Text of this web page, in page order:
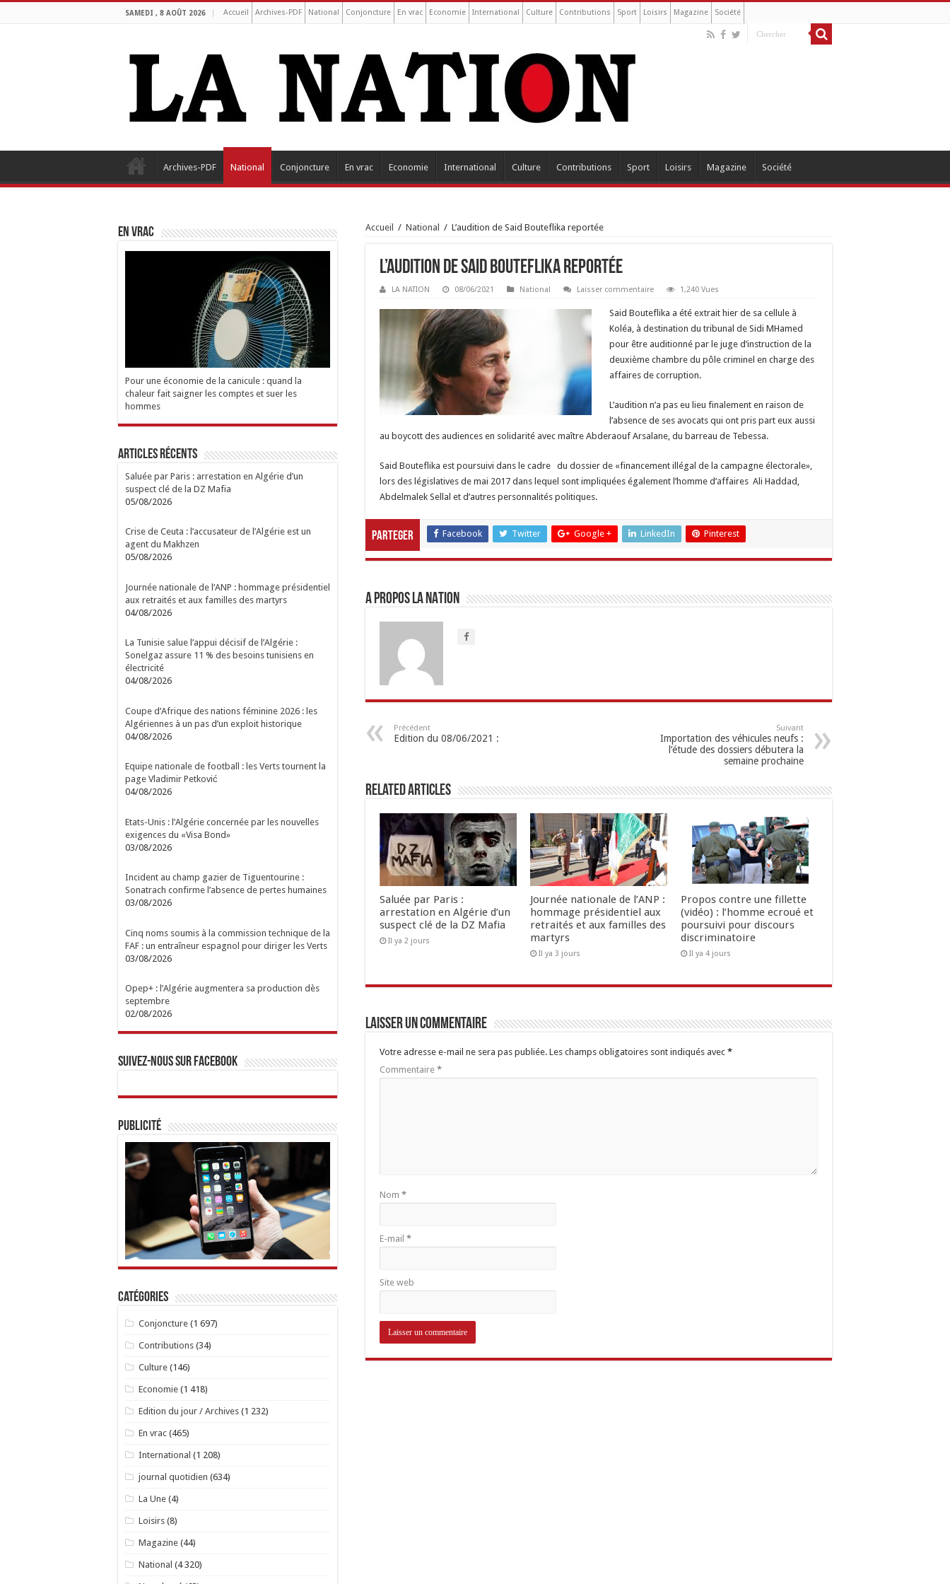
SAMEDI , 8 AOÛT 2026 Accueil Archives-PDF National Conjoncture En vrac Economie International Culture Contributions Sport Loisirs Magazine Société
Archives-PDF National Conjoncture En vrac Economie International Culture Contributions Sport Loisirs Magazine Société
Accueil / National / L’audition de Said Bouteflika reportée
L’audition de Said Bouteflika reportée
LA NATION 08/06/2021 National Laisser commentaire 1,240 Vues
Said Bouteflika a été extrait hier de sa cellule à
Koléa, à destination du tribunal de Sidi MHamed
pour être auditionné par le juge d’instruction de la
deuxième chambre du pôle criminel en charge des
affaires de corruption.
L’audition n’a pas eu lieu finalement en raison de
l’absence de ses avocats qui ont pris part eux aussi
au boycott des audiences en solidarité avec maître Abderaouf Arsalane, du barreau de Tebessa.
Said Bouteflika est poursuivi dans le cadre du dossier de «financement illégal de la campagne électorale»,
lors des législatives de mai 2017 dans lequel sont impliquées également l’homme d’affaires Ali Haddad,
Abdelmalek Sellal et d’autres personnalités politiques.
Parteger Facebook Twitter Google + LinkedIn Pinterest
A propos LA NATION
Précédent
Edition du 08/06/2021 :
Suivant
Importation des véhicules neufs :
l’étude des dossiers débutera la
semaine prochaine
Related Articles
Saluée par Paris :
arrestation en Algérie d’un
suspect clé de la DZ Mafia
Il ya 2 jours
Journée nationale de l’ANP :
hommage présidentiel aux
retraités et aux familles des
martyrs
Il ya 3 jours
Propos contre une fillette
(vidéo) : l’homme ecroué et
poursuivi pour discours
discriminatoire
Il ya 4 jours
Laisser un commentaire
Votre adresse e-mail ne sera pas publiée. Les champs obligatoires sont indiqués avec *
Commentaire *
Nom *
E-mail *
Site web
EN VRAC
Pour une économie de la canicule : quand la
chaleur fait saigner les comptes et suer les
hommes
Articles Récents
Saluée par Paris : arrestation en Algérie d’un
suspect clé de la DZ Mafia
05/08/2026
Crise de Ceuta : l’accusateur de l’Algérie est un
agent du Makhzen
05/08/2026
Journée nationale de l’ANP : hommage présidentiel
aux retraités et aux familles des martyrs
04/08/2026
La Tunisie salue l’appui décisif de l’Algérie :
Sonelgaz assure 11 % des besoins tunisiens en
électricité
04/08/2026
Coupe d’Afrique des nations féminine 2026 : les
Algériennes à un pas d’un exploit historique
04/08/2026
Equipe nationale de football : les Verts tournent la
page Vladimir Petković
04/08/2026
Etats-Unis : l’Algérie concernée par les nouvelles
exigences du «Visa Bond»
03/08/2026
Incident au champ gazier de Tiguentourine :
Sonatrach confirme l’absence de pertes humaines
03/08/2026
Cinq noms soumis à la commission technique de la
FAF : un entraîneur espagnol pour diriger les Verts
03/08/2026
Opep+ : l’Algérie augmentera sa production dès
septembre
02/08/2026
Suivez-nous sur Facebook
Publicité
Catégories
Conjoncture(1 697)
Contributions(34)
Culture(146)
Economie(1 418)
Edition du jour / Archives(1 232)
En vrac(465)
International (1 208)
journal quotidien (634)
La Une(4)
Loisirs(8)
Magazine(44)
National (4 320)